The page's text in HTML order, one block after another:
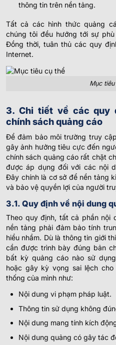
thông tin trên nền tảng.
Tất cả các hình thức quảng
chúng tôi đều hướng tới sự
Đồng thời, tuân thủ các quy
Internet.
Mục
3. Chi tiết về các quy
chính sách quảng cáo
Để đảm bảo môi trường truy
gây ảnh hưởng tiêu cực đến
chính sách quảng cáo rất chặt
được áp dụng đối với các nội
Đây chính là cơ sở để nền tảng
và bảo vệ quyền lợi của người
3.1. Quy định về nội dung
Theo quy định, tất cả phần nội
nền tảng phải đảm bảo tính
hiểu nhầm. Dù là thông tin giới
cần được trình bày đúng bản
bất kỳ quảng cáo nào sử
hoặc gây kỳ vọng sai lệch
thống của mình như:
Nội dung vi phạm pháp luật.
Thông tin sử dụng không
Nội dung mang tính kích
Nội dung quảng có gây tác